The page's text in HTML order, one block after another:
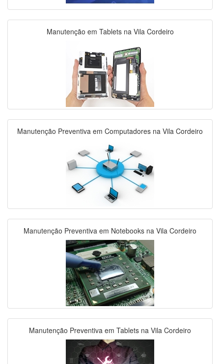
Manutenção em Tablets na Vila Cordeiro
Manutenção Preventiva em Computadores na Vila Cordeiro
Manutenção Preventiva em Notebooks na Vila Cordeiro
Manutenção Preventiva em Tablets na Vila Cordeiro